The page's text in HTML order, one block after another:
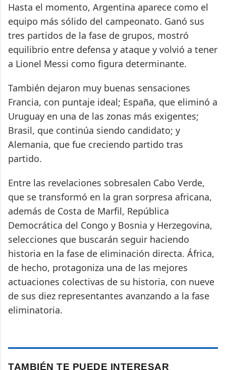
Hasta el momento, Argentina aparece como el
equipo más sólido del campeonato. Ganó sus
tres partidos de la fase de grupos, mostró
equilibrio entre defensa y ataque y volvió a tener
a Lionel Messi como figura determinante.
También dejaron muy buenas sensaciones
Francia, con puntaje ideal; España, que eliminó a
Uruguay en una de las zonas más exigentes;
Brasil, que continúa siendo candidato; y
Alemania, que fue creciendo partido tras
partido.
Entre las revelaciones sobresalen Cabo Verde,
que se transformó en la gran sorpresa africana,
además de Costa de Marfil, República
Democrática del Congo y Bosnia y Herzegovina,
selecciones que buscarán seguir haciendo
historia en la fase de eliminación directa. África,
de hecho, protagoniza una de las mejores
actuaciones colectivas de su historia, con nueve
de sus diez representantes avanzando a la fase
eliminatoria.
TAMBIÉN TE PUEDE INTERESAR